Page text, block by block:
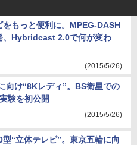
をもっと便利に。MPEG-DASH
、Hybridcast 2.0で何が変わ
(2015/5/26)
向け“8Kレディ”。BS衛星での
験を初公開
(2015/5/26)
“立体テレビ”。東京五輪に向